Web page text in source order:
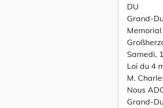
DU
Grand-
Memorial
Samedi,
Loi du 4
M.
Nous
Grand-